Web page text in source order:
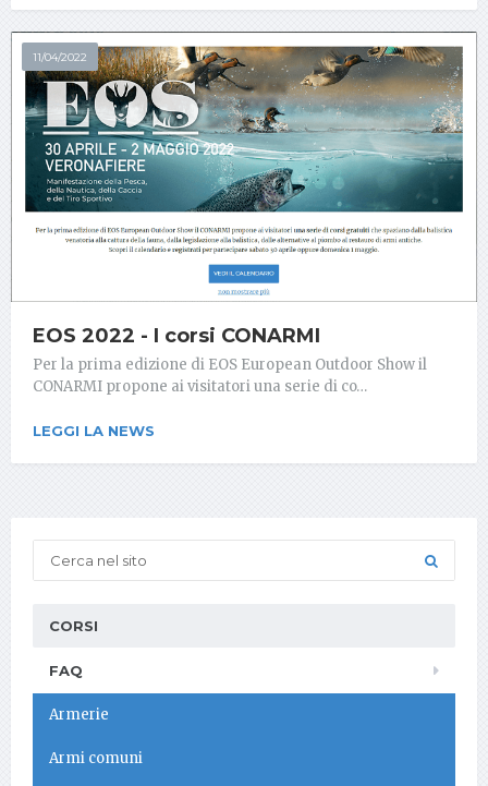
11/04/2022
EOS 2022 - I corsi CONARMI
Per la prima edizione di EOS European Outdoor Show il
CONARMI propone ai visitatori una serie di co…
LEGGI LA NEWS
CORSI
FAQ
Armerie
Armi comuni